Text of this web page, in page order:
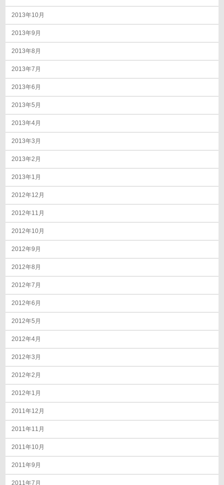
2013年10月
2013年9月
2013年8月
2013年7月
2013年6月
2013年5月
2013年4月
2013年3月
2013年2月
2013年1月
2012年12月
2012年11月
2012年10月
2012年9月
2012年8月
2012年7月
2012年6月
2012年5月
2012年4月
2012年3月
2012年2月
2012年1月
2011年12月
2011年11月
2011年10月
2011年9月
2011年7月